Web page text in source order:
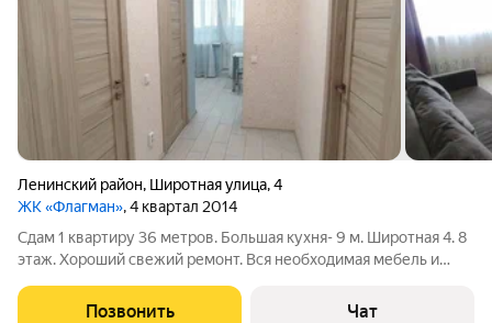
Ленинский район, Широтная улица,4
ЖК «Флагман», 4 квартал 2014
Сдам 1 квартиру 36 метров. Большая кухня- 9 м. Широтная 4. 8
этаж. Хороший свежий ремонт. Вся необходимая мебель и
Развитая инфра-ра. Квартира готова к заселению.
Позвонить Чат